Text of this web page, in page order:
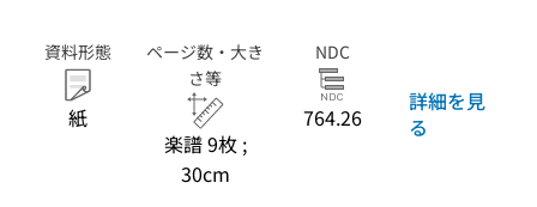
資料形態
紙
ページ数・大き
さ等
楽譜 9枚 ;
30cm
NDC
764.26
詳細を見
る